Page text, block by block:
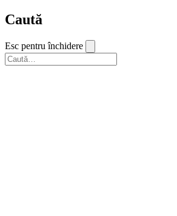
Caută
Esc pentru închidere